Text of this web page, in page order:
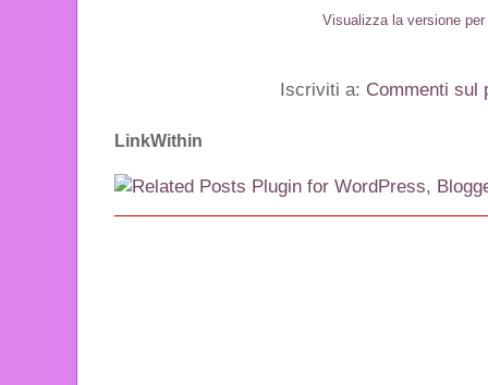
Visualizza la versione
Iscriviti a: Commenti sul
LinkWithin